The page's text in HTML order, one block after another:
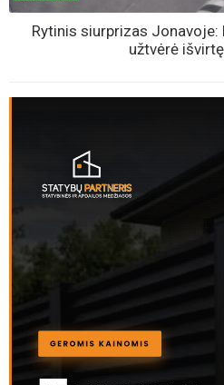
Rytinis siurprizas
užtvėrė